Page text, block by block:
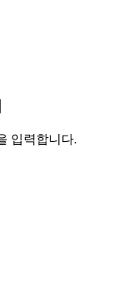
입력합니다.